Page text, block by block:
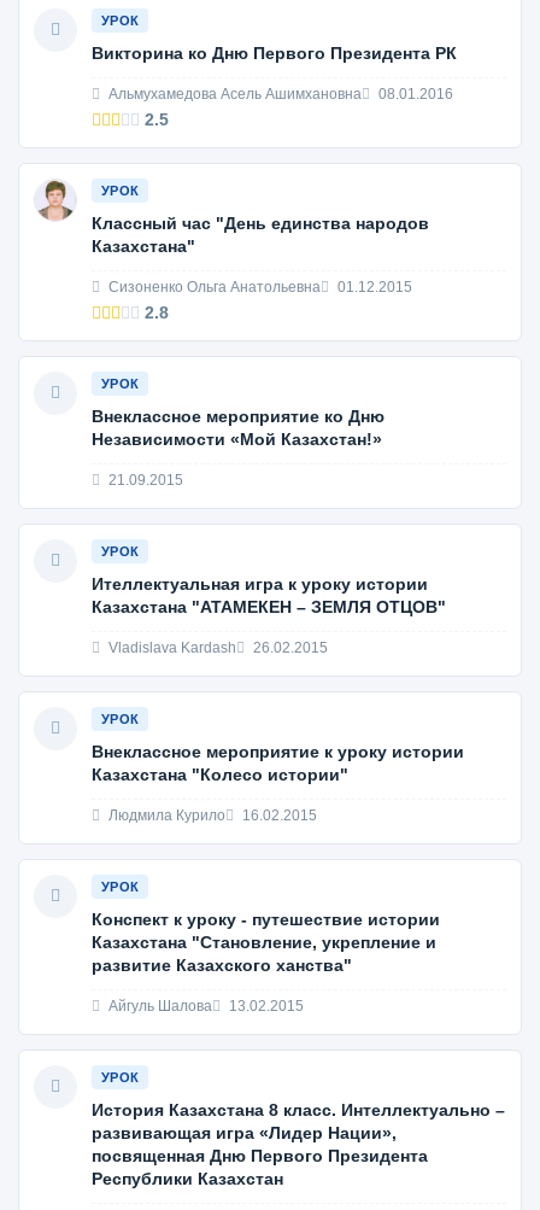
УРОК
Викторина ко Дню Первого Президента РК
Альмухамедова Асель Ашимхановна 08.01.2016
2.5
УРОК
Классный час "День единства народов
Казахстана"
Сизоненко Ольга Анатольевна 01.12.2015
2.8
УРОК
Внеклассное мероприятие ко Дню
Независимости «Мой Казахстан!»
21.09.2015
УРОК
Ителлектуальная игра к уроку истории
Казахстана "АТАМЕКЕН – ЗЕМЛЯ ОТЦОВ"
Vladislava Kardash 26.02.2015
УРОК
Внеклассное мероприятие к уроку истории
Казахстана "Колесо истории"
Людмила Курило 16.02.2015
УРОК
Конспект к уроку - путешествие истории
Казахстана "Становление, укрепление и
развитие Казахского ханства"
Айгуль Шалова 13.02.2015
УРОК
История Казахстана 8 класс. Интеллектуально –
развивающая игра «Лидер Нации»,
посвященная Дню Первого Президента
Республики Казахстан